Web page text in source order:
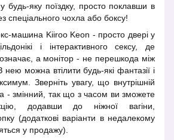
будь-яку поїздку, просто поклавши в
спеціального чохла або боксу!
машина Kiiroo Keon - просто двері у
і інтерактивного сексу, де
означає, а монітор - не перешкода між
можна втілити будь-які фантазії і
Зверніть увагу, що внутрішній
- змінний, так що з часом ви зможете
додавши до ніжної вагіни,
(додаткові варіанти в недалекому
у продажу).